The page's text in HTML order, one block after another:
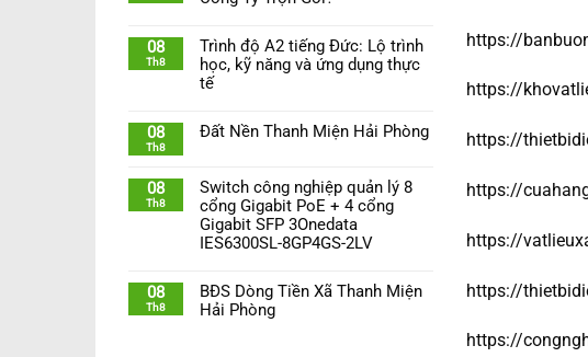
08
Th8
Trình độ A2 tiếng Đức: Lộ trình
học, kỹ năng và ứng dụng thực
tế
08
Th8
Đất Nền Thanh Miện Hải Phòng
08
Th8
Switch công nghiệp quản lý 8
cổng Gigabit PoE + 4 cổng
Gigabit SFP 3Onedata
IES6300SL-8GP4GS-2LV
08
Th8
BĐS Dòng Tiền Xã Thanh Miện
Hải Phòng
https://
https://
https://
https://
https://
https://
https://